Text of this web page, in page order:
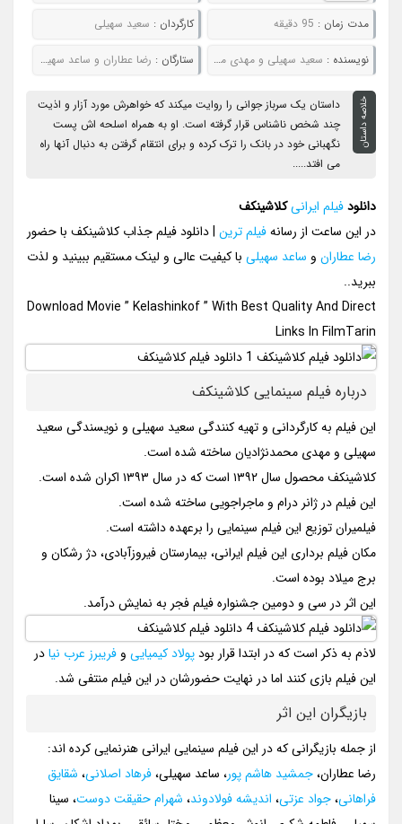
مدت زمان : 95 دقیقه کارگردان : سعید سهیلی
نويسنده : سعید سهیلی و مهدی محمدنژادیان ستارگان : رضا عطاران و ساعد سهیلی
خلاصه داستان
داستان یک سرباز جوانی را روایت میکند که خواهرش مورد آزار و اذیت
چند شخص ناشناس قرار گرفته است. او به همراه اسلحه اش پست
نگهبانی خود در بانک را ترک کرده و برای انتقام گرفتن به دنبال آنها راه
می افتد.....
دانلودفیلم ایرانیکلاشینکف
در این ساعت از رسانهفیلم ترین | دانلود فیلم جذاب کلاشینکف با حضور
رضا عطاران و ساعد سهیلی با کیفیت عالی و لینک مستقیم ببینید و لذت
ببرید..
Download Movie ” Kelashinkof ” With Best Quality And Direct
Links In FilmTarin
درباره فیلم سینمایی کلاشینکف
این فیلم به کارگردانی و تهیه کنندگی سعید سهیلی و نویسندگی سعید
سهیلی و مهدی محمدنژادیان ساخته شده است.
کلاشینکف محصول سال ۱۳۹۲ است که در سال ۱۳۹۳ اکران شده است.
این فیلم در ژانر درام و ماجراجویی ساخته شده است.
فیلمیران توزیع این فیلم سینمایی را برعهده داشته است.
مکان فیلم برداری این فیلم ایرانی، بیمارستان فیروزآبادی، دژ رشکان و
برج میلاد بوده است.
این اثر در سی و دومین جشنواره فیلم فجر به نمایش درآمد.
لاذم به ذکر است که در ابتدا قرار بودپولاد کیمیایی وفریبرز عرب نیادر
این فیلم بازی کنند اما در نهایت حضورشان در این فیلم منتفی شد.
بازیگران این اثر
از جمله بازیگرانی که در این فیلم سینمایی ایرانی هنرنمایی کرده اند:
رضا عطاران،جمشید هاشم پور، ساعد سهیلی،فرهاد اصلانی، شقایق
فراهانی،جواد عزتی، اندیشه فولادوند، شهرام حقیقت دوست، سینا